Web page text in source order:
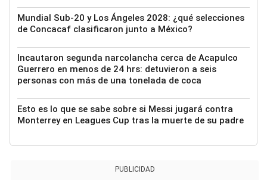
Mundial Sub-20 y Los Ángeles 2028: ¿qué selecciones
de Concacaf clasificaron junto a México?
Incautaron segunda narcolancha cerca de Acapulco
Guerrero en menos de 24 hrs: detuvieron a seis
personas con más de una tonelada de coca
Esto es lo que se sabe sobre si Messi jugará contra
Monterrey en Leagues Cup tras la muerte de su padre
PUBLICIDAD